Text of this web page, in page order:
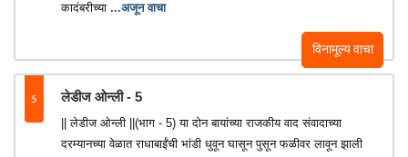
विनामूल्य वाचा
कादंबरीच्या ...अजून वाचा
5 लेडीज ओन्ली - 5
|| लेडीज ओन्ली ||(भाग - 5) या दोन बायांच्या राजकीय वाद संवादाच्या
दरम्यानच्या वेळात राधाबाईंची भांडी धुवून घासून पुसून फळीवर लावून झाली